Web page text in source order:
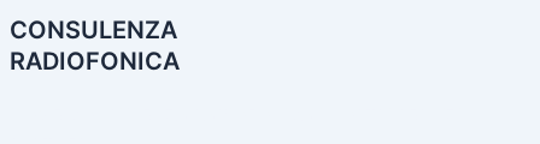
CONSULENZA
RADIOFONICA